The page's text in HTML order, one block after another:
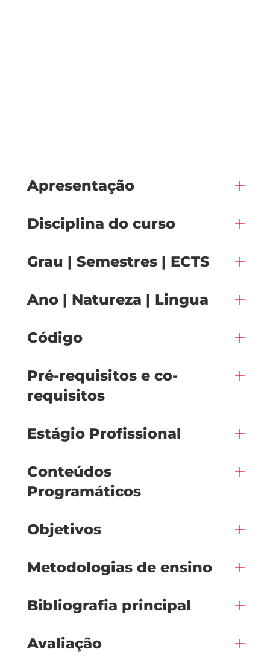
Apresentação
Disciplina do curso
Grau | Semestres | ECTS
Ano | Natureza | Lingua
Código
Pré-requisitos e co-
requisitos
Estágio Profissional
Conteúdos
Programáticos
Objetivos
Metodologias de ensino
Bibliografia principal
Avaliação